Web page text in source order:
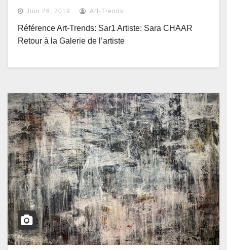
Juin 26, 2019 Art-Trends
Référence Art-Trends: Sar1 Artiste: Sara CHAAR
Retour à la Galerie de l’artiste